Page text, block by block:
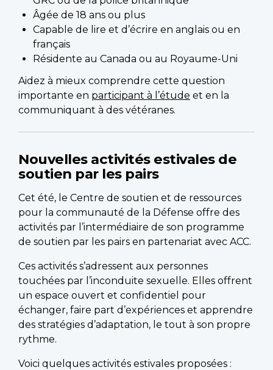
Âgée de 18 ans ou plus
Capable de lire et d’écrire en anglais ou en
français
Résidente au Canada ou au Royaume-Uni
Aidez à mieux comprendre cette question
importante en participant à l’étude et en la
communiquant à des vétéranes.
Nouvelles activités estivales de
soutien par les pairs
Cet été, le Centre de soutien et de ressources
pour la communauté de la Défense offre des
activités par l’intermédiaire de son programme
de soutien par les pairs en partenariat avec ACC.
Ces activités s’adressent aux personnes
touchées par l’inconduite sexuelle. Elles offrent
un espace ouvert et confidentiel pour
échanger, faire part d’expériences et apprendre
des stratégies d’adaptation, le tout à son propre
rythme.
Voici quelques activités estivales proposées :